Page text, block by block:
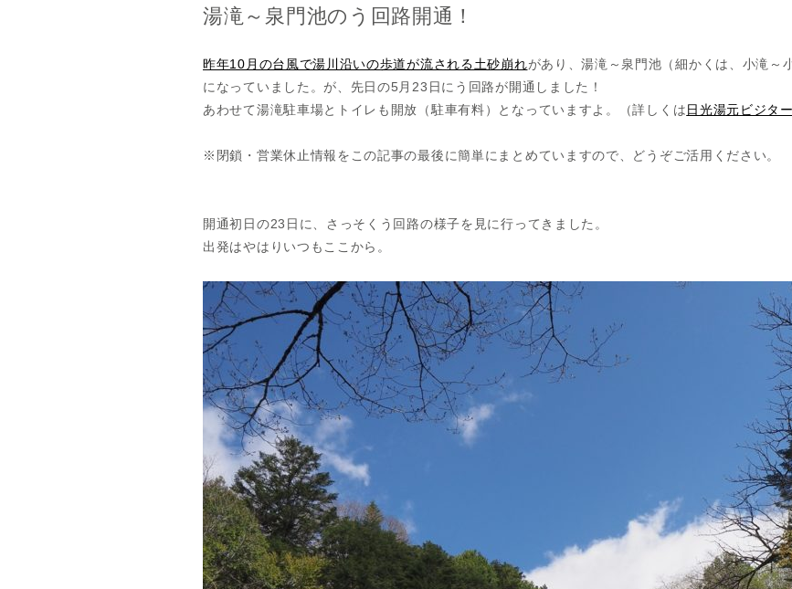
湯滝～泉門池のう回路開通！
昨年10月の台風で湯川沿いの歩道が流される土砂崩れがあり、湯滝～泉門池（細かくは、小滝～
になっていました。が、先日の5月23日にう回路が開通しました！
あわせて湯滝駐車場とトイレも開放（駐車有料）となっていますよ。（詳しくは日光湯元ビジタ
※閉鎖・営業休止情報をこの記事の最後に簡単にまとめていますので、どうぞご活用ください。
開通初日の23日に、さっそくう回路の様子を見に行ってきました。
出発はやはりいつもここから。